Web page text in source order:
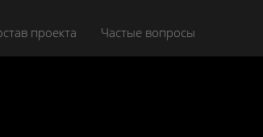
проекта Частые вопросы